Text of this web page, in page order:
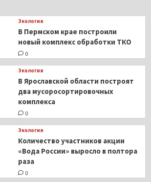
Экология
В Пермском крае построили
новый комплекс обработки ТКО
0
Экология
В Ярославской области построят
два мусоросортировочных
комплекса
0
Экология
Количество участников акции
«Вода России» выросло в полтора
раза
0